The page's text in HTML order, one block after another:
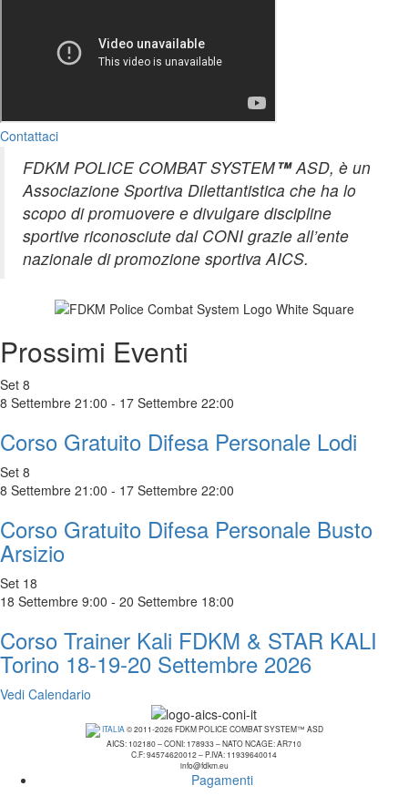
Contattaci
FDKM POLICE COMBAT SYSTEM™ASD, è un
Associazione Sportiva Dilettantistica che ha lo
scopo di promuovere e divulgare discipline
sportive riconosciute dal CONI grazie all’ente
nazionale di promozione sportiva AICS.
Prossimi Eventi
Set 8
8 Settembre 21:00 - 17 Settembre 22:00
Corso Gratuito Difesa Personale Lodi
Set 8
8 Settembre 21:00 - 17 Settembre 22:00
Corso Gratuito Difesa Personale Busto
Arsizio
Set 18
18 Settembre 9:00 - 20 Settembre 18:00
Corso Trainer Kali FDKM & STAR KALI
Torino 18-19-20 Settembre 2026
Vedi Calendario
ITALIA © 2011-2026 FDKM POLICE COMBAT SYSTEM™ ASD
AICS: 102180 – CONI: 178933 – NATO NCAGE: AR710
C.F: 94574620012 – P.IVA: 11939640014
info@fdkm.eu
Pagamenti